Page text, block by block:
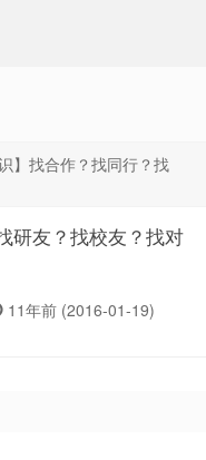
】找合作？找同行？找
研友？找校友？找对
11年前 (2016-01-19)